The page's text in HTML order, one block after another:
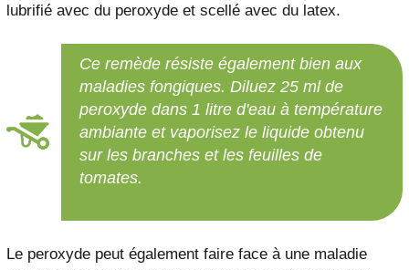
lubrifié avec du peroxyde et scellé avec du latex.
Ce remède résiste également bien aux
maladies fongiques. Diluez 25 ml de
peroxyde dans 1 litre d'eau à température
ambiante et vaporisez le liquide obtenu
sur les branches et les feuilles de
tomates.
Le peroxyde peut également faire face à une maladie